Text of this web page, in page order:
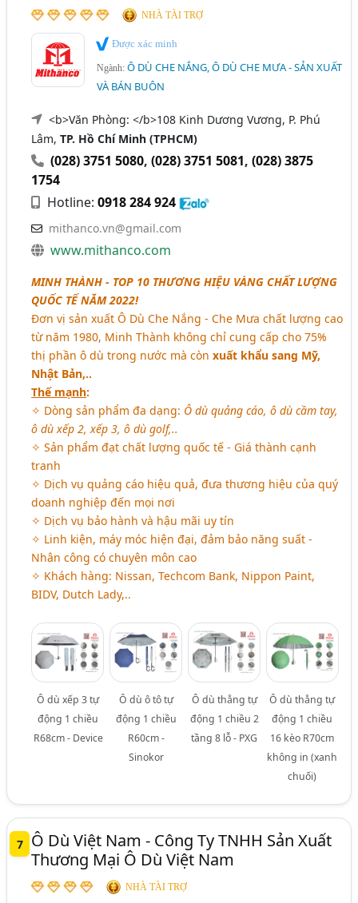
NHÀ TÀI TRỢ
Được xác minh
Ngành:Ô DÙ CHE NẮNG, Ô DÙ CHE MƯA - SẢN XUẤT
VÀ BÁN BUÔN
<b>Văn Phòng: </b>108 Kinh Dương Vương, P. Phú
Lâm,TP. Hồ Chí Minh (TPHCM)
(028) 3751 5080,(028) 3751 5081,(028) 3875
1754
Hotline:0918 284 924
mithanco.vn@gmail.com
www.mithanco.com
MINH THÀNH - TOP 10 THƯƠNG HIỆU VÀNG CHẤT LƯỢNG
QUỐC TẾ NĂM 2022!
Đơn vị sản xuất Ô Dù Che Nắng - Che Mưa chất lượng cao
từ năm 1980, Minh Thành không chỉ cung cấp cho 75%
thị phần ô dù trong nước mà cònxuất khẩu sang Mỹ,
Nhật Bản,..
Thế mạnh:
✧ Dòng sản phẩm đa dạng: Ô dù quảng cáo, ô dù cầm tay,
ô dù xếp 2, xếp 3, ô dù golf,..
✧ Sản phẩm đạt chất lượng quốc tế - Giá thành cạnh
tranh
✧ Dịch vụ quảng cáo hiệu quả, đưa thương hiệu của quý
doanh nghiệp đến mọi nơi
✧ Dịch vụ bảo hành và hậu mãi uy tín
✧ Linh kiện, máy móc hiện đại, đảm bảo năng suất -
Nhân công có chuyên môn cao
✧ Khách hàng: Nissan, Techcom Bank, Nippon Paint,
BIDV, Dutch Lady,..
Ô dù xếp 3 tự
động 1 chiều
R68cm - Device
Ô dù ô tô tự
động 1 chiều
R60cm -
Sinokor
Ô dù thẳng tự
động 1 chiều 2
tầng 8 lỗ - PXG
Ô dù thẳng tự
động 1 chiều
16 kèo R70cm
không in (xanh
chuối)
7
Ô Dù Việt Nam - Công Ty TNHH Sản Xuất
Thương Mại Ô Dù Việt Nam
NHÀ TÀI TRỢ